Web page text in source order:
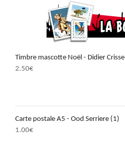
Timbre mascotte Noël - Didier Crisse
2.50€
Carte postale A5 - Ood Serriere (1)
1.00€